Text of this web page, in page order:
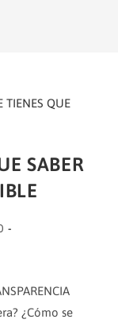
SABER
¿Cómo se